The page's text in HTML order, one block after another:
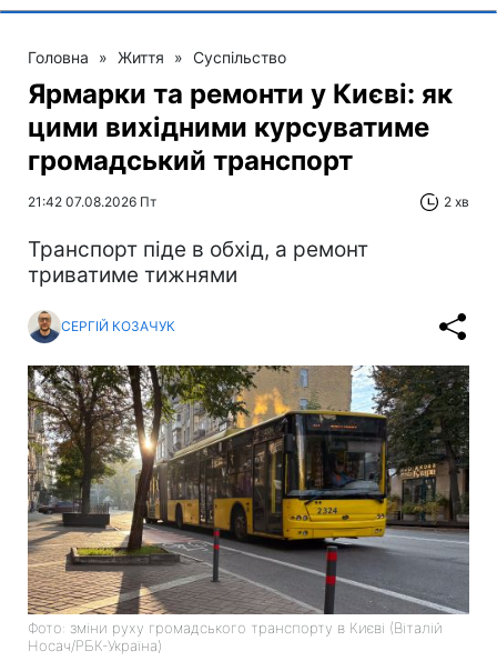
Головна » Життя » Суспільство
Ярмарки та ремонти у Києві: як
цими вихідними курсуватиме
громадський транспорт
21:42 07.08.2026 Пт 2 хв
Транспорт піде в обхід, а ремонт
триватиме тижнями
СЕРГІЙ КОЗАЧУК
Фото: зміни руху громадського транспорту в Києві (Віталій
Носач/РБК-Україна)